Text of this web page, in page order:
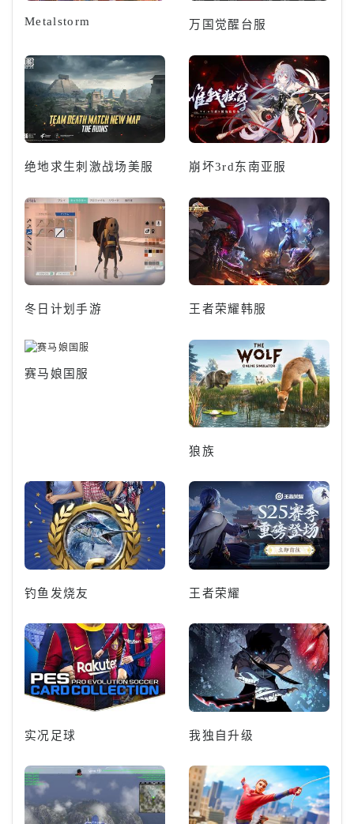
Metalstorm 万国觉醒台服
绝地求生刺激战场美服 崩坏3rd东南亚服
冬日计划手游 王者荣耀韩服
赛马娘国服
狼族
钓鱼发烧友 王者荣耀
实况足球 我独自升级